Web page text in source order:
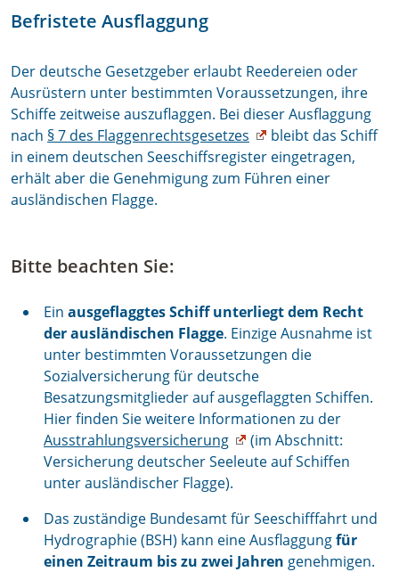
Befristete Ausflaggung
Der deutsche Gesetzgeber erlaubt Reedereien oder
Ausrüstern unter bestimmten Voraussetzungen, ihre
Schiffe zeitweise auszuflaggen. Bei dieser Ausflaggung
nach § 7 des Flaggenrechtsgesetzes
bleibt das Schiff
in einem deutschen Seeschiffsregister eingetragen,
erhält aber die Genehmigung zum Führen einer
ausländischen Flagge.
Bitte beachten Sie:
Ein ausgeflaggtes Schiff unterliegt dem Recht
der ausländischen Flagge. Einzige Ausnahme ist
unter bestimmten Voraussetzungen die
Sozialversicherung für deutsche
Besatzungsmitglieder auf ausgeflaggten Schiffen.
Hier finden Sie weitere Informationen zu der
Ausstrahlungsversicherung
(im Abschnitt:
Versicherung deutscher Seeleute auf Schiffen
unter ausländischer Flagge).
Das zuständige Bundesamt für Seeschifffahrt und
Hydrographie (BSH) kann eine Ausflaggungfür
einen Zeitraum bis zu zwei Jahren genehmigen.